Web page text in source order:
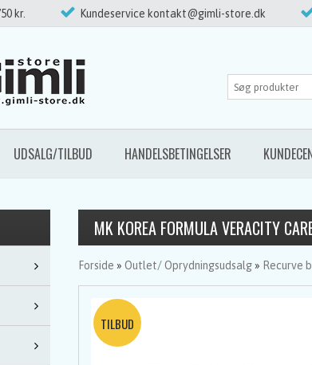
kr. Kundeservice kontakt@gimli-store.dk
UDSALG/TILBUD HANDELSBETINGELSER
MK KOREA FORMULA VERACITY
Forside » Outlet/ Oprydningsudsalg» Recurve